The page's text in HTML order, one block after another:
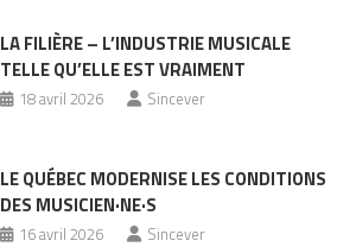
LA FILIÈRE – L’INDUSTRIE MUSICALE
TELLE QU’ELLE EST VRAIMENT
18 avril 2026 Sincever
LE QUÉBEC MODERNISE LES CONDITIONS
DES MUSICIEN·NE·S
16 avril 2026 Sincever